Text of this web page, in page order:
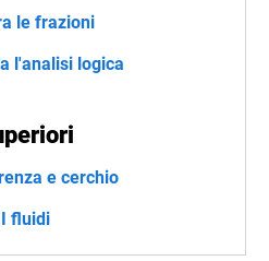
le frazioni
l'analisi logica
e cerchio
I fluidi